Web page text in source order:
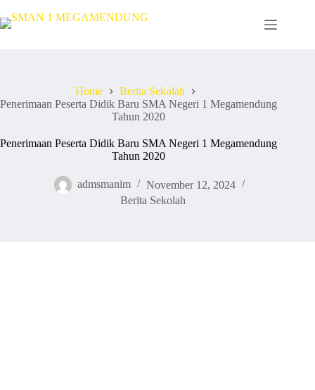
to
content
Home
Berita Sekolah
Penerimaan Peserta Didik Baru SMA Negeri 1 Megamendung
Tahun 2020
Penerimaan Peserta Didik Baru SMA Negeri 1 Megamendung
Tahun 2020
admsmanim
November 12, 2024
Berita Sekolah